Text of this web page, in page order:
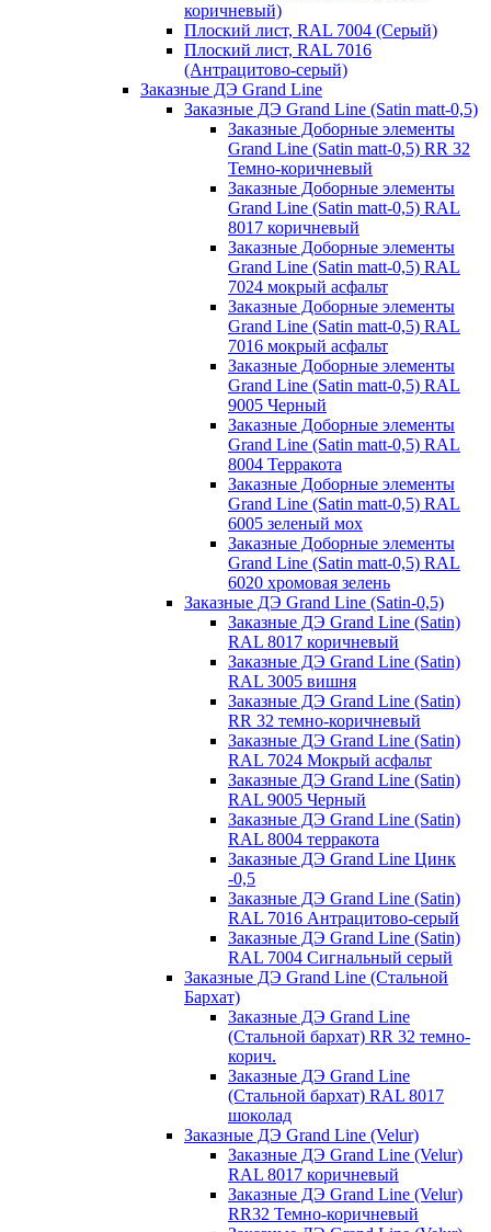
коричневый)
Плоский лист, RAL 7004 (Серый)
Плоский лист, RAL 7016
(Антрацитово-серый)
Заказные ДЭ Grand Line
Заказные ДЭ Grand Line (Satin matt-0,5)
Заказные Доборные элементы
Grand Line (Satin matt-0,5) RR 32
Темно-коричневый
Заказные Доборные элементы
Grand Line (Satin matt-0,5) RAL
8017 коричневый
Заказные Доборные элементы
Grand Line (Satin matt-0,5) RAL
7024 мокрый асфальт
Заказные Доборные элементы
Grand Line (Satin matt-0,5) RAL
7016 мокрый асфальт
Заказные Доборные элементы
Grand Line (Satin matt-0,5) RAL
9005 Черный
Заказные Доборные элементы
Grand Line (Satin matt-0,5) RAL
8004 Терракота
Заказные Доборные элементы
Grand Line (Satin matt-0,5) RAL
6005 зеленый мох
Заказные Доборные элементы
Grand Line (Satin matt-0,5) RAL
6020 хромовая зелень
Заказные ДЭ Grand Line (Satin-0,5)
Заказные ДЭ Grand Line (Satin)
RAL 8017 коричневый
Заказные ДЭ Grand Line (Satin)
RAL 3005 вишня
Заказные ДЭ Grand Line (Satin)
RR 32 темно-коричневый
Заказные ДЭ Grand Line (Satin)
RAL 7024 Мокрый асфальт
Заказные ДЭ Grand Line (Satin)
RAL 9005 Черный
Заказные ДЭ Grand Line (Satin)
RAL 8004 терракота
Заказные ДЭ Grand Line Цинк
-0,5
Заказные ДЭ Grand Line (Satin)
RAL 7016 Антрацитово-серый
Заказные ДЭ Grand Line (Satin)
RAL 7004 Сигнальный серый
Заказные ДЭ Grand Line (Стальной
Бархат)
Заказные ДЭ Grand Line
(Стальной бархат) RR 32 темно-
корич.
Заказные ДЭ Grand Line
(Стальной бархат) RAL 8017
шоколад
Заказные ДЭ Grand Line (Velur)
Заказные ДЭ Grand Line (Velur)
RAL 8017 коричневый
Заказные ДЭ Grand Line (Velur)
RR32 Темно-коричневый